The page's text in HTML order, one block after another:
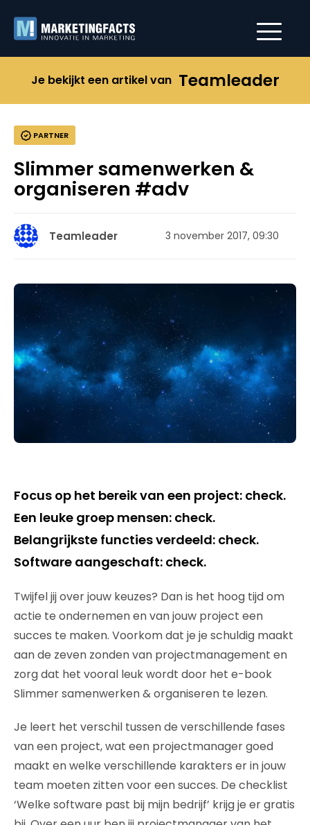
Je bekijkt een artikel van Teamleader
PARTNER
Slimmer samenwerken &
organiseren #adv
Teamleader 3 november 2017, 09:30
Focus op het bereik van een project: check.
Een leuke groep mensen: check.
Belangrijkste functies verdeeld: check.
Software aangeschaft: check.
Twijfel jij over jouw keuzes? Dan is het hoog tijd om
actie te ondernemen en van jouw project een
succes te maken. Voorkom dat je je schuldig maakt
aan de zeven zonden van projectmanagement en
zorg dat het vooral leuk wordt door het e-book
Slimmer samenwerken & organiseren te lezen.
Je leert het verschil tussen de verschillende fases
van een project, wat een projectmanager goed
maakt en welke verschillende karakters er in jouw
team moeten zitten voor een succes. De checklist
‘Welke software past bij mijn bedrijf’ krijg je er gratis